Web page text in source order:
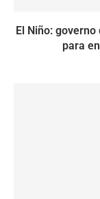
El Niño:
para